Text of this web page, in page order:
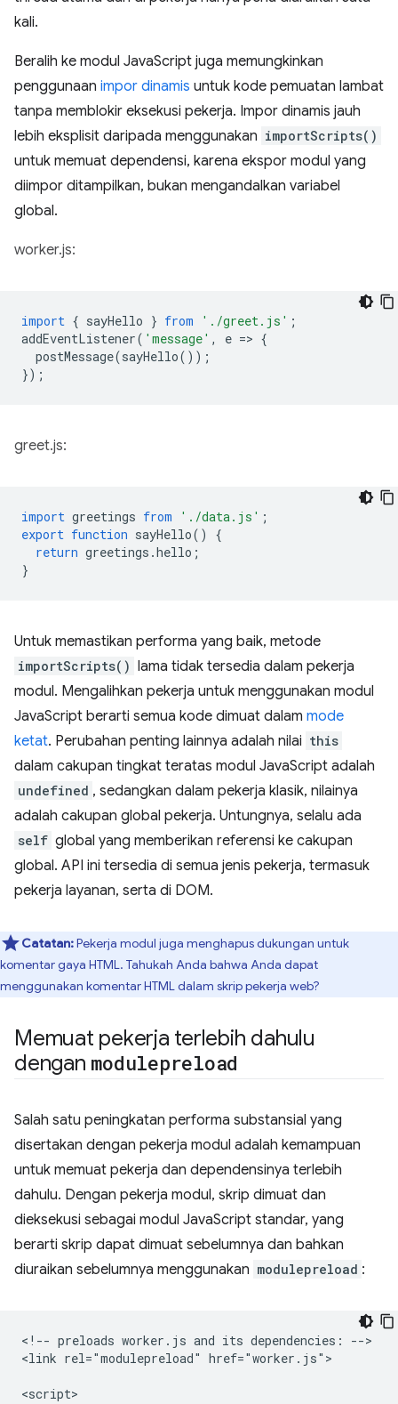
kali.
Beralih ke modul JavaScript juga memungkinkan
penggunaan impor dinamis untuk kode pemuatan lambat
tanpa memblokir eksekusi pekerja. Impor dinamis jauh
lebih eksplisit daripada menggunakan importScripts()
untuk memuat dependensi, karena ekspor modul yang
diimpor ditampilkan, bukan mengandalkan variabel
global.
worker.js:
import { sayHello } from './greet.js' ;
addEventListener( 'message' , e => {
postMessage(sayHello());
});
greet.js:
import greetings from './data.js' ;
export function sayHello()
{
return greetings .hello ;
}
Untuk memastikan performa yang baik, metode
importScripts() lama tidak tersedia dalam pekerja
modul. Mengalihkan pekerja untuk menggunakan modul
JavaScript berarti semua kode dimuat dalam mode
ketat. Perubahan penting lainnya adalah nilai this
dalam cakupan tingkat teratas modul JavaScript adalah
undefined , sedangkan dalam pekerja klasik, nilainya
adalah cakupan global pekerja. Untungnya, selalu ada
self global yang memberikan referensi ke cakupan
global. API ini tersedia di semua jenis pekerja, termasuk
pekerja layanan, serta di DOM.
Catatan:Pekerja modul juga menghapus dukungan untuk
komentar gaya HTML. Tahukah Anda bahwa Anda dapat
menggunakan komentar HTML dalam skrip pekerja web?
Memuat pekerja terlebih dahulu
dengan modulepreload
Salah satu peningkatan performa substansial yang
disertakan dengan pekerja modul adalah kemampuan
untuk memuat pekerja dan dependensinya terlebih
dahulu. Dengan pekerja modul, skrip dimuat dan
dieksekusi sebagai modul JavaScript standar, yang
berarti skrip dapat dimuat sebelumnya dan bahkan
diuraikan sebelumnya menggunakan modulepreload :
<!-- preloads worker.js and its dependencies: -->
<link rel="modulepreload" href="worker.js">
<script>